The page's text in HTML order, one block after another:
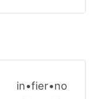
in•fier•no